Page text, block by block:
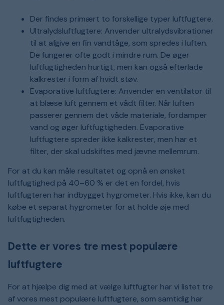
Der findes primært to forskellige typer luftfugtere.
Ultralydsluftfugtere: Anvender ultralydsvibrationer
til at afgive en fin vandtåge, som spredes i luften.
De fungerer ofte godt i mindre rum. De øger
luftfugtigheden hurtigt, men kan også efterlade
kalkrester i form af hvidt støv.
Evaporative luftfugtere: Anvender en ventilator til
at blæse luft gennem et vådt filter. Når luften
passerer gennem det våde materiale, fordamper
vand og øger luftfugtigheden. Evaporative
luftfugtere spreder ikke kalkrester, men har et
filter, der skal udskiftes med jævne mellemrum.
For at du kan måle resultatet og opnå en ønsket
luftfugtighed på 40–60 % er det en fordel, hvis
luftfugteren har indbygget hygrometer. Hvis ikke, kan du
købe et separat hygrometer for at holde øje med
luftfugtigheden.
Dette er vores tre mest populære
luftfugtere
For at hjælpe dig med at vælge luftfugter har vi listet tre
af vores mest populære luftfugtere, som samtidig har